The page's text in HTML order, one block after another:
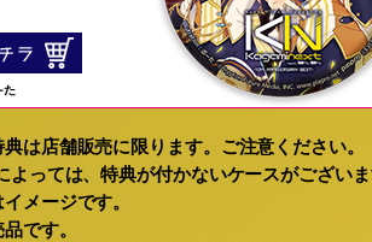
は店舗販売に限ります。ご注意ください。
よっては、特典が付かないケースがござい
メージです。
です。